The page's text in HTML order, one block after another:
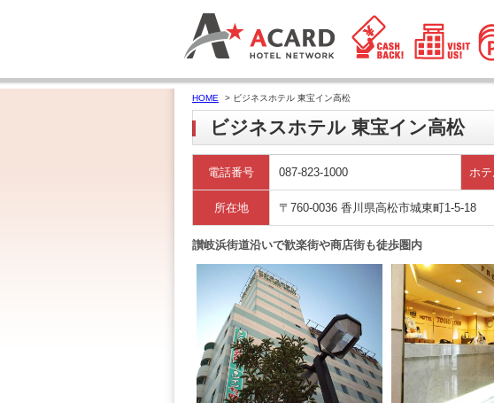
HOME > ビジネスホテル 東宝イン高松
ビジネスホテル 東宝イン高松
電話番号 087-823-1000 ホテ
所在地 〒760-0036 香川県高松市城東町1-5-18
讃岐浜街道沿いで歓楽街や商店街も徒歩圏内